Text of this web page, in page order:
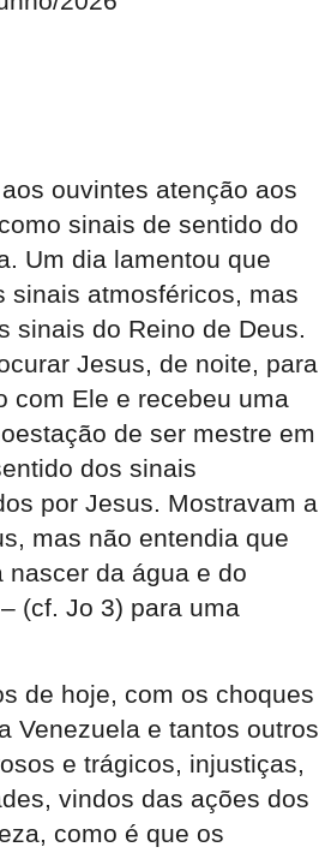
ouvintes atenção aos
sinais de sentido do
Um dia lamentou que
sinais atmosféricos, mas
sinais do Reino de Deus.
Jesus, de noite, para
com Ele e recebeu uma
de ser mestre em
dos sinais
por Jesus. Mostravam a
mas não entendia que
nascer da água e do
(cf. Jo 3) para uma
de hoje, com os choques
Venezuela e tantos outros
e trágicos, injustiças,
vindos das ações dos
como é que os